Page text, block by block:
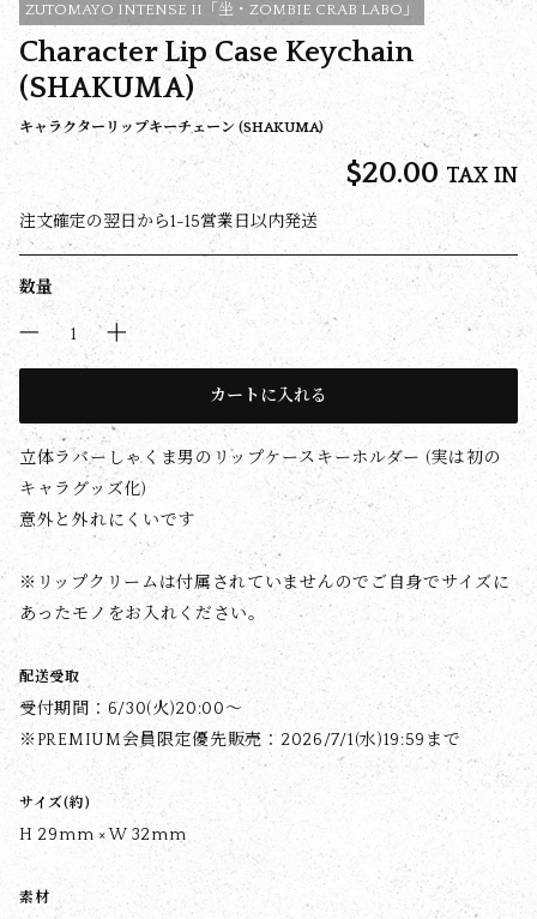
ZUTOMAYO INTENSE II「坐・ZOMBIE CRAB LABO」
Character Lip Case Keychain
(SHAKUMA)
キャラクターリップキーチェーン (SHAKUMA)
$‌20.00 TAX IN
注文確定の翌日から1-15営業日以内発送
数量
カートに入れる
立体ラバーしゃくま男のリップケースキーホルダー (実は初の
キャラグッズ化)
意外と外れにくいです
※リップクリームは付属されていませんのでご自身でサイズに
あったモノをお入れください。
配送受取
受付期間：6/30(火)20:00〜
※PREMIUM会員限定優先販売：2026/7/1(水)19:59まで
サイズ(約)
H 29mm × W 32mm
素材